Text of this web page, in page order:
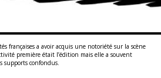
françaises a avoir acquis une notoriété sur la scène
première était l’édition mais elle a souvent
supports confondus.